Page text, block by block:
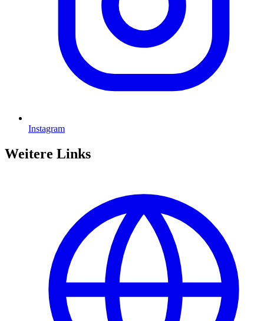
Instagram
Weitere Links